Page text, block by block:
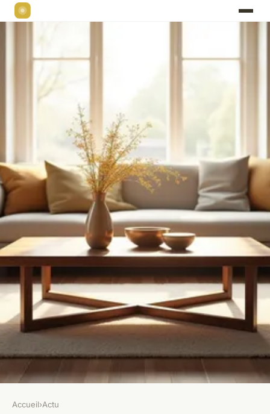
Accueil›Actu